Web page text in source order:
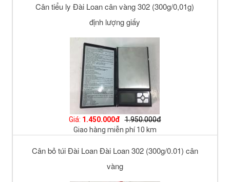
Cân tiểu ly Đài Loan cân vàng 302 (300g/0,01g)
định lượng giấy
Giá: 1.450.000đ 1.950.000đ
Giao hàng miễn phí 10 km
Cân bỏ túi Đài Loan Đài Loan 302 (300g/0.01) cân
vàng